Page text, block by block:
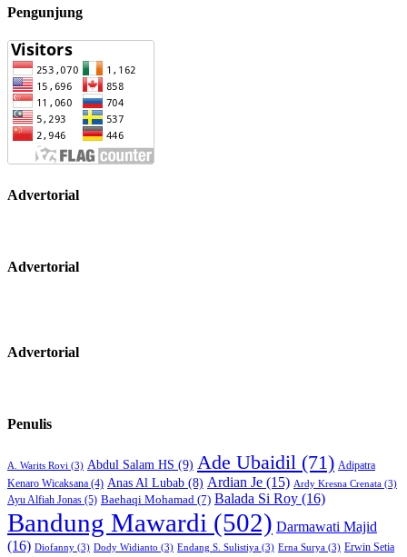
Pengunjung
Advertorial
Advertorial
Advertorial
Penulis
A. Warits Rovi (3) Abdul Salam HS (9) Ade Ubaidil (71) Adipatra
Kenaro Wicaksana (4) Anas Al Lubab (8) Ardian Je (15) Ardy Kresna Crenata (3)
Ayu Alfiah Jonas (5) Baehaqi Mohamad (7) Balada Si Roy (16)
Bandung Mawardi (502) Darmawati Majid
(16) Diofanny (3) Dody Widianto (3) Endang S. Sulistiya (3) Erna Surya (3) Erwin Setia